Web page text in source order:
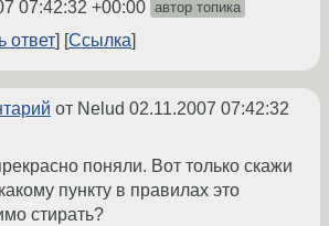
07:42:32 +00:00 автор топика
ответ Ссылка
от Nelud 02.11.2007 07:42:32
поняли. Вот только скажи
пункту в правилах это
стирать?